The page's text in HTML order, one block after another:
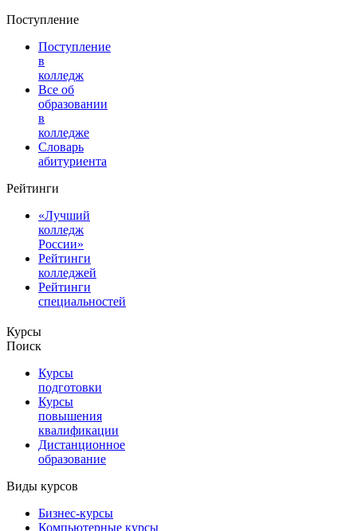
Поступление
Поступление
в
колледж
Все об
образовании
в
колледже
Словарь
абитуриента
Рейтинги
«Лучший
колледж
России»
Рейтинги
колледжей
Рейтинги
специальностей
Курсы
Поиск
Курсы
подготовки
Курсы
повышения
квалификации
Дистанционное
образование
Виды курсов
Бизнес-курсы
Компьютерные курсы